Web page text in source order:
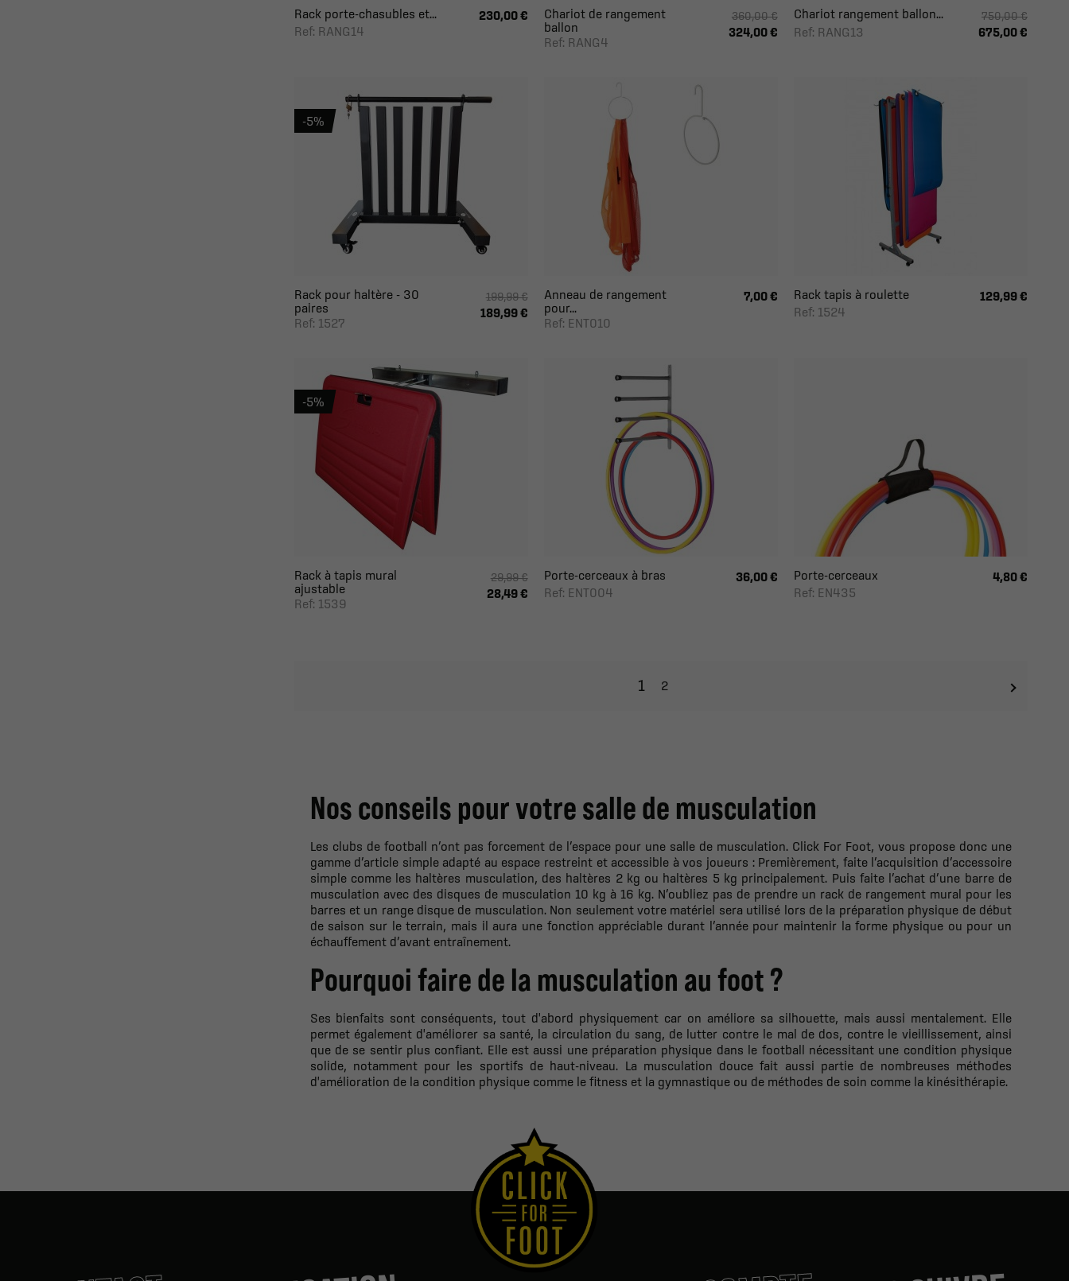
Rack porte-chasubles et...
Ref: RANG14
230,00 €
Chariot de rangement
ballon
Ref: RANG4
360,00 €
324,00 €
Chariot rangement ballon...
Ref: RANG13
750,00 €
675,00 €
Rack pour haltère - 30
paires
Ref: 1527
199,99 €
189,99 €
-5%
Anneau de rangement
pour...
Ref: ENT010
7,00 €
Rack tapis à roulette
Ref: 1524
129,99 €
Rack à tapis mural
ajustable
Ref: 1539
29,99 €
28,49 €
-5%
Porte-cerceaux à bras
Ref: ENT004
36,00 €
Porte-cerceaux
Ref: EN435
4,80 €
1 2
Nos conseils pour votre salle de musculation
Les clubs de football n’ont pas forcement de l’espace pour une salle de musculation. Click For Foot, vous propose donc une
gamme d’article simple adapté au espace restreint et accessible à vos joueurs : Premièrement, faite l’acquisition d’accessoire
simple comme les haltères musculation, des haltères 2 kg ou haltères 5 kg principalement. Puis faite l’achat d’une barre de
musculation avec des disques de musculation 10 kg à 16 kg. N’oubliez pas de prendre un rack de rangement mural pour les
barres et un range disque de musculation. Non seulement votre matériel sera utilisé lors de la préparation physique de début
de saison sur le terrain, mais il aura une fonction appréciable durant l’année pour maintenir la forme physique ou pour un
échauffement d’avant entraînement.
Pourquoi faire de la musculation au foot ?
Ses bienfaits sont conséquents, tout d'abord physiquement car on améliore sa silhouette, mais aussi mentalement. Elle
permet également d'améliorer sa santé, la circulation du sang, de lutter contre le mal de dos, contre le vieillissement, ainsi
que de se sentir plus confiant. Elle est aussi une préparation physique dans le football nécessitant une condition physique
solide, notamment pour les sportifs de haut-niveau. La musculation douce fait aussi partie de nombreuses méthodes
d'amélioration de la condition physique comme le fitness et la gymnastique ou de méthodes de soin comme la kinésithérapie.